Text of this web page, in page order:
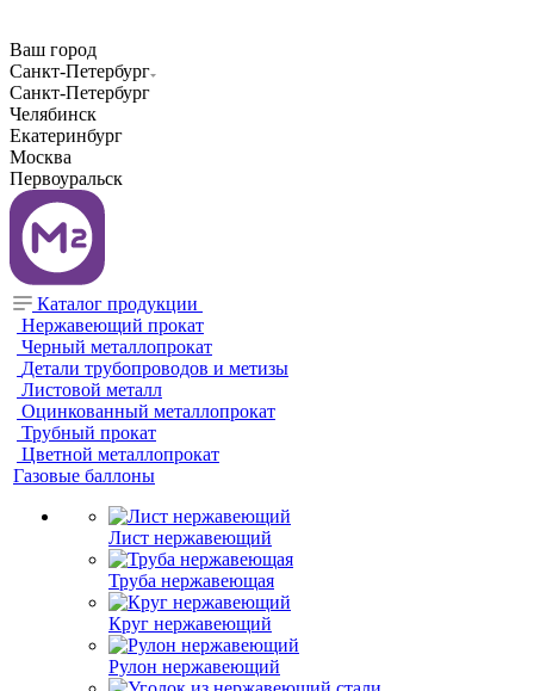
Ваш город
Санкт-Петербург
Санкт-Петербург
Челябинск
Екатеринбург
Москва
Первоуральск
Каталог продукции
Нержавеющий прокат
Черный металлопрокат
Детали трубопроводов и метизы
Листовой металл
Оцинкованный металлопрокат
Трубный прокат
Цветной металлопрокат
Газовые баллоны
Лист нержавеющий
Труба нержавеющая
Круг нержавеющий
Рулон нержавеющий